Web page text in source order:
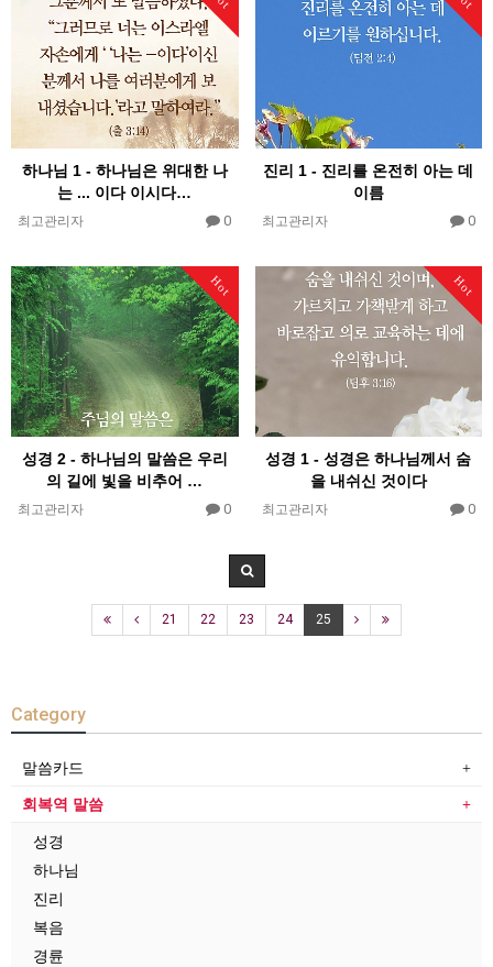
하나님 1 - 하나님은 위대한 나
는 ... 이다 이시다…
최고관리자 0
진리 1 - 진리를 온전히 아는 데
이름
최고관리자 0
Hot
성경 2 - 하나님의 말씀은 우리
의 길에 빛을 비추어 …
최고관리자 0
Hot
성경 1 - 성경은 하나님께서 숨
을 내쉬신 것이다
최고관리자 0
21 22 23 24 25
Category
말씀카드
회복역 말씀
성경
하나님
진리
복음
경륜